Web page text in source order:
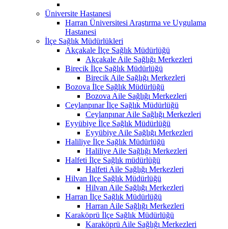
Üniversite Hastanesi
Harran Üniversitesi Araştırma ve Uygulama
Hastanesi
İlçe Sağlık Müdürlükleri
Akçakale İlçe Sağlık Müdürlüğü
Akçakale Aile Sağlığı Merkezleri
Birecik İlçe Sağlık Müdürlüğü
Birecik Aile Sağlığı Merkezleri
Bozova İlçe Sağlık Müdürlüğü
Bozova Aile Sağlığı Merkezleri
Ceylanpınar İlçe Sağlık Müdürlüğü
Ceylanpınar Aile Sağlığı Merkezleri
Eyyübiye İlçe Sağlık Müdürlüğü
Eyyübiye Aile Sağlığı Merkezleri
Haliliye İlçe Sağlık Müdürlüğü
Haliliye Aile Sağlığı Merkezleri
Halfeti İlçe Sağlık müdürlüğü
Halfeti Aile Sağlığı Merkezleri
Hilvan İlçe Sağlık Müdürlüğü
Hilvan Aile Sağlığı Merkezleri
Harran İlçe Sağlık Müdürlüğü
Harran Aile Sağlığı Merkezleri
Karaköprü İlçe Sağlık Müdürlüğü
Karaköprü Aile Sağlığı Merkezleri